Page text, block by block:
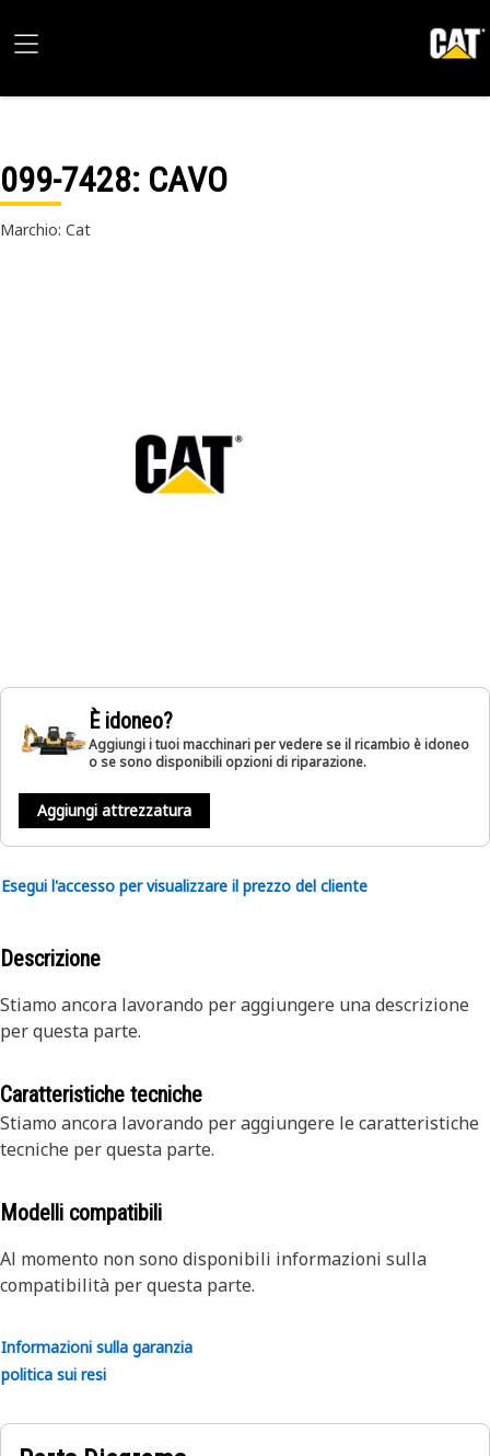
099-7428: CAVO
Marchio: Cat
È idoneo?
Aggiungi i tuoi macchinari per vedere se il ricambio è idoneo
o se sono disponibili opzioni di riparazione.
Aggiungi attrezzatura
Esegui l'accesso per visualizzare il prezzo del cliente
Descrizione
Stiamo ancora lavorando per aggiungere una descrizione
per questa parte.
Caratteristiche tecniche
Stiamo ancora lavorando per aggiungere le caratteristiche
tecniche per questa parte.
Modelli compatibili
Al momento non sono disponibili informazioni sulla
compatibilità per questa parte.
Informazioni sulla garanzia
politica sui resi